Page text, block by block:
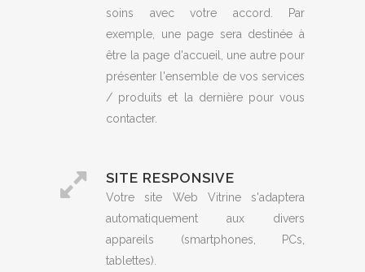
soins avec votre accord. Par
exemple, une page sera destinée à
être la page d'accueil, une autre pour
présenter l'ensemble de vos services
/ produits et la dernière pour vous
contacter.
SITE RESPONSIVE
Votre site Web Vitrine s'adaptera
automatiquement aux divers
appareils (smartphones, PCs,
tablettes).